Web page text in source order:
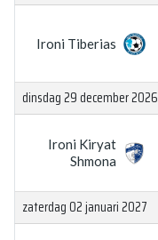
Ironi Tiberias
dinsdag 29 december 2026
Ironi Kiryat
Shmona
zaterdag 02 januari 2027